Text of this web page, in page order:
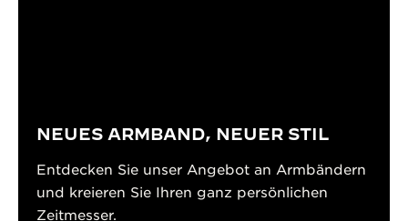
NEUES ARMBAND, NEUER STIL
Entdecken Sie unser Angebot an Armbändern
und kreieren Sie Ihren ganz persönlichen
Zeitmesser.